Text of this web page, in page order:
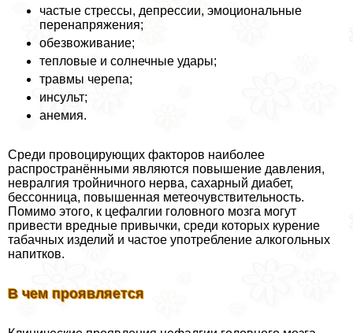
частые стрессы, депрессии, эмоциональные
перенапряжения;
обезвоживание;
тепловые и солнечные удары;
травмы черепа;
инсульт;
анемия.
Среди провоцирующих факторов наиболее
распространёнными являются повышение давления,
невралгия тройничного нерва, сахарный диабет,
бессонница, повышенная метеочувствительность.
Помимо этого, к цефалгии головного мозга могут
привести вредные привычки, среди которых курение
табачных изделий и частое употрeбление алкогольных
напитков.
В чем проявляется